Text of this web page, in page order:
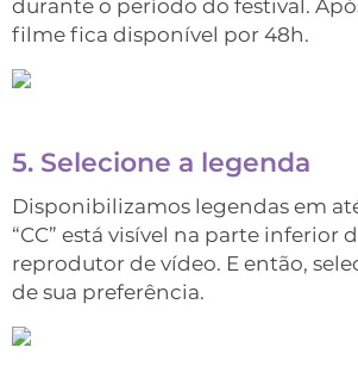
durante o período do festival.
filme fica disponível por 48h.
5. Selecione a legenda
Disponibilizamos legendas em
“CC” está visível na parte inferior
reprodutor de vídeo. E então,
de sua preferência.